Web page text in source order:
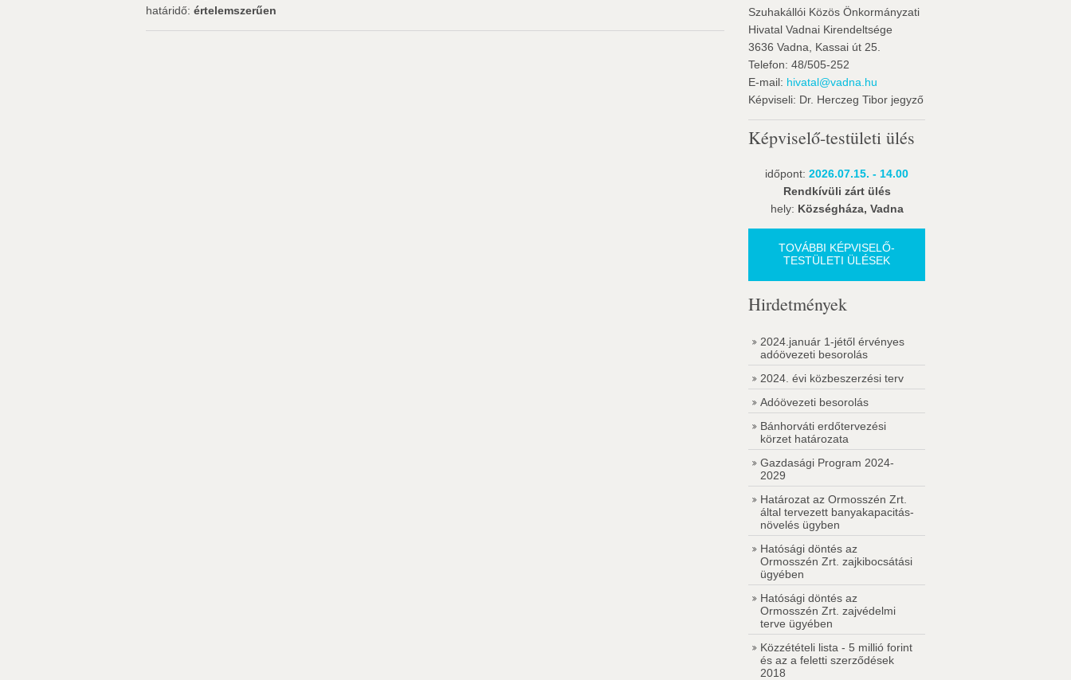
határidő: értelemszerűen
Szuhakállói Közös Önkormányzati
Hivatal Vadnai Kirendeltsége
3636 Vadna, Kassai út 25.
Telefon: 48/505-252
E-mail: hivatal@vadna.hu
Képviseli: Dr. Herczeg Tibor jegyző
Képviselő-testületi ülés
időpont: 2026.07.15. - 14.00
Rendkívüli zárt ülés
hely: Községháza, Vadna
TOVÁBBI KÉPVISELŐ-
TESTÜLETI ÜLÉSEK
Hirdetmények
2024.január 1-jétől érvényes
adóövezeti besorolás
2024. évi közbeszerzési terv
Adóövezeti besorolás
Bánhorváti erdőtervezési
körzet határozata
Gazdasági Program 2024-
2029
Határozat az Ormosszén Zrt.
által tervezett banyakapacitás-
növelés ügyben
Hatósági döntés az
Ormosszén Zrt. zajkibocsátási
ügyében
Hatósági döntés az
Ormosszén Zrt. zajvédelmi
terve ügyében
Közzétételi lista - 5 millió forint
és az a feletti szerződések
2018